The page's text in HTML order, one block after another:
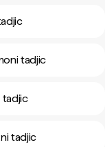
tadjic
tadjic
tadjic